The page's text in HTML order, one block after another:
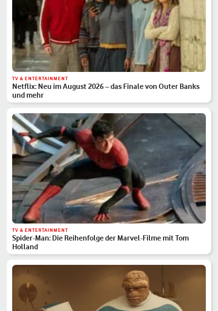
TV & ENTERTAINMENT
Netflix: Neu im August 2026 – das Finale von Outer Banks
und mehr
TV & ENTERTAINMENT
Spider-Man: Die Reihenfolge der Marvel-Filme mit Tom
Holland